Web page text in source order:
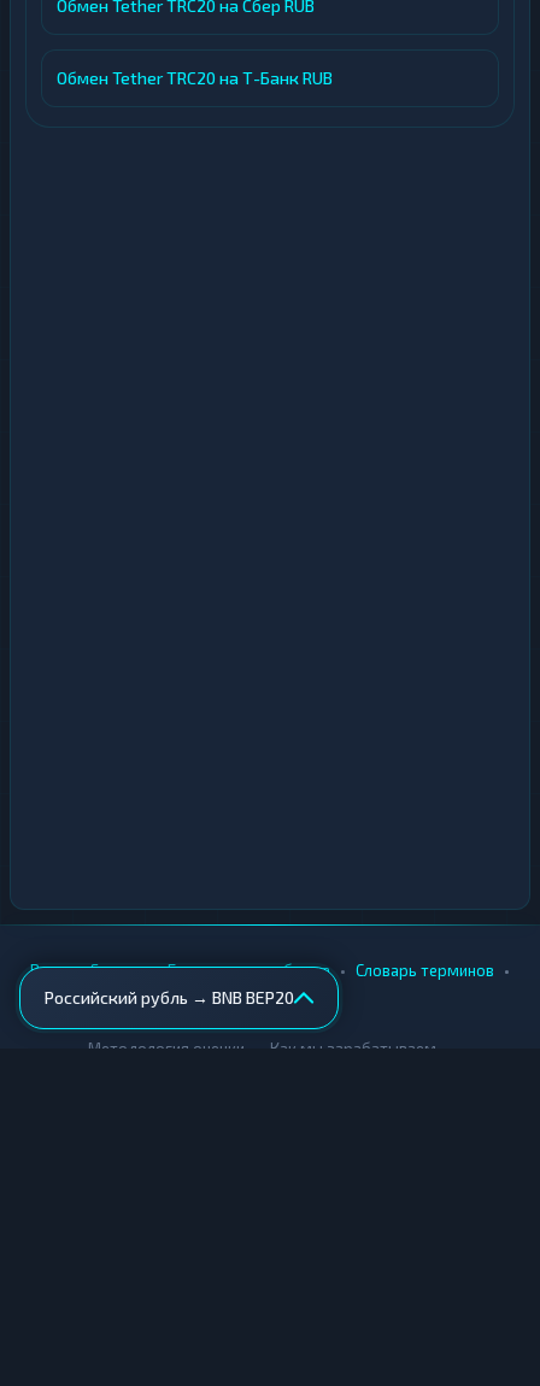
Обмен Tether TRC20 на Сбер RUB
Обмен Tether TRC20 на Т-Банк RUB
Российский рубль → BNB BEP20
Вики • Города • Безопасность обмена • Словарь терминов •
AML-проверка
Методология оценки Как мы зарабатываем